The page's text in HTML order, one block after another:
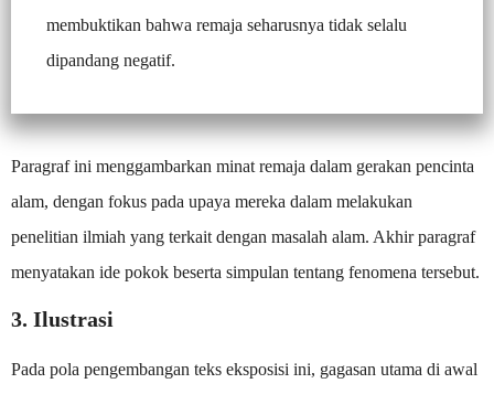
membuktikan bahwa remaja seharusnya tidak selalu
dipandang negatif.
Paragraf ini menggambarkan minat remaja dalam gerakan pencinta
alam, dengan fokus pada upaya mereka dalam melakukan
penelitian ilmiah yang terkait dengan masalah alam. Akhir paragraf
menyatakan ide pokok beserta simpulan tentang fenomena tersebut.
3. Ilustrasi
Pada pola pengembangan teks eksposisi ini, gagasan utama di awal